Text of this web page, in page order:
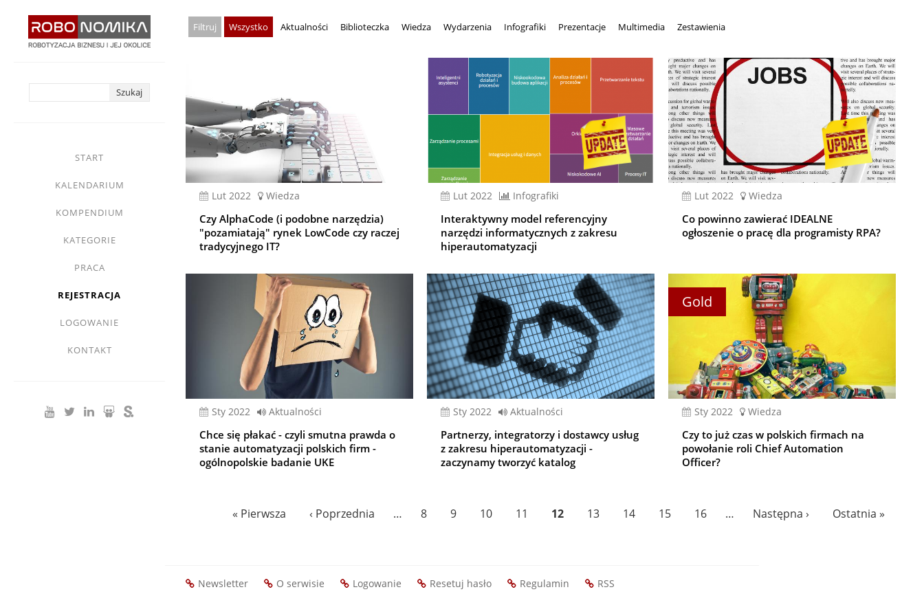
START
KALENDARIUM
KOMPENDIUM
KATEGORIE
PRACA
REJESTRACJA
LOGOWANIE
KONTAKT
Wszystko Aktualności Biblioteczka Wiedza Wydarzenia Infografiki Prezentacje Multimedia Zestawienia
lut 2022 Wiedza
Czy AlphaCode (i podobne narzędzia)
"pozamiatają" rynek LowCode czy raczej
tradycyjnego IT?
lut 2022 Infografiki
Interaktywny model referencyjny
narzędzi informatycznych z zakresu
hiperautomatyzacji
lut 2022 Wiedza
Co powinno zawierać IDEALNE
ogłoszenie o pracę dla programisty RPA?
sty 2022 Aktualności
Chce się płakać - czyli smutna prawda o
stanie automatyzacji polskich firm -
ogólnopolskie badanie UKE
sty 2022 Aktualności
Partnerzy, integratorzy i dostawcy usług
z zakresu hiperautomatyzacji -
zaczynamy tworzyć katalog
Gold
sty 2022 Wiedza
Czy to już czas w polskich firmach na
powołanie roli Chief Automation
Officer?
Pierwsza
« Pierwsza
Poprzednia
‹ Poprzednia … Page
8 Page
9 Page
10 Page
11
Bieżąca
12 Page
13 Page
14 Page
15 Page
16 …
Następna
Następna ›
Ostatnia
Ostatnia »
Newsletter O serwisie Logowanie Resetuj hasło Regulamin RSS